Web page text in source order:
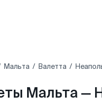
Мальта Валетта
Мальта —